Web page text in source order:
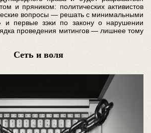
и пряником: политических активистов
вопросы — решать с минимальными
и первые зэки по закону о нарушении
проведения митингов — лишнее тому
Сеть и воля